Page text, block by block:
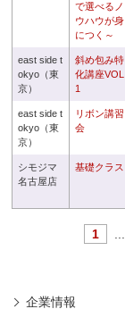
で選べるノ
ウハウが身
につく～
east side t
okyo（東
京）
斜め包み特
化講座VOL.
1
east side t
okyo（東
京）
リボン講習
会
シモジマ
名古屋店
基礎クラス
1
企業情報